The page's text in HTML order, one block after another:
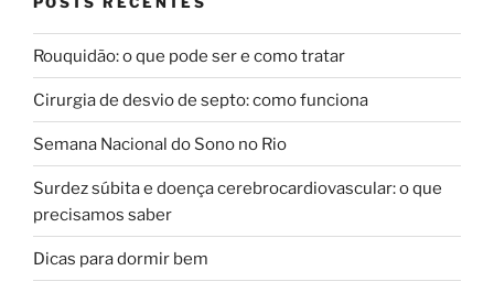
Rouquidão: o que pode ser e como tratar
Cirurgia de desvio de septo: como funciona
Semana Nacional do Sono no Rio
Surdez súbita e doença cerebrocardiovascular: o que
precisamos saber
Dicas para dormir bem